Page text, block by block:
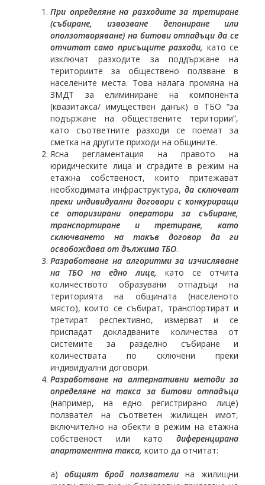
При определяне на разходите за третиране
(събиране, извозване депониране или
оползотворяване) на битови отпадъци да се
отчитат само присъщите разходи, като се
изключат разходите за поддържане на
териториите за обществено ползване в
населените места. Това налага промяна на
ЗМДТ за елиминиране на компонента
(квазитакса/ имуществен данък) в ТБО “за
подържане на обществените територии”,
като съответните разходи се поемат за
сметка на другите приходи на общините.
Ясна регламентация на правото на
юридическите лица и сградите в режим на
етажна собственост, които притежават
необходимата инфраструктура, да сключват
преки индивидуални договори с конкуриращи
се оторизирани оператори за събиране,
транспортиране и третиране, като
сключването на такъв договор да ги
освобождава от дължима ТБО.
Разработване на алгоритми за изчисляване
на ТБО на едно лице, като се отчита
количеството образувани отпадъци на
територията на общината (населеното
място), които се събират, транспортират и
третират респективно, измерват и се
приспадат докладваните количества от
системите за разделно събиране и
количествата по сключени преки
индивидуални договори.
Разработване на алтернативни методи за
определяне на такса за битови отпадъци
(например, на едно регистрирано лице)
ползвател на съответен жилищен имот,
включително на обекти в режим на етажна
собственост или като диференцирана
апартаментна такса, които да отчитат:
а) общият брой ползватели на жилищни